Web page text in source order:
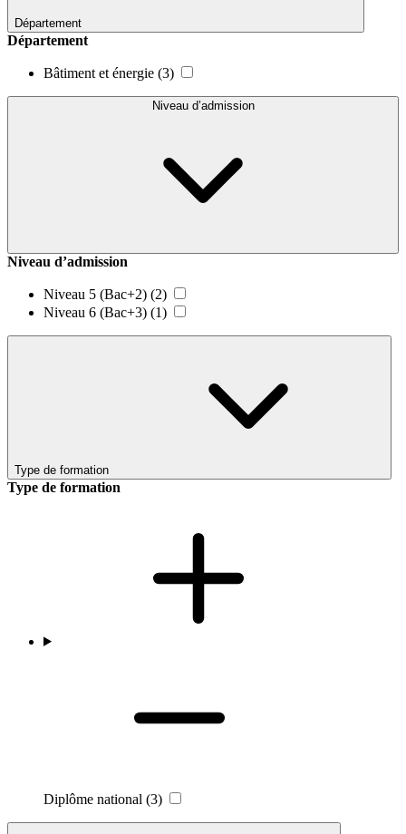
Département
Département
Bâtiment et énergie (3)
Niveau d’admission
Niveau d’admission
Niveau 5 (Bac+2) (2)
Niveau 6 (Bac+3) (1)
Type de formation
Type de formation
Diplôme national (3)